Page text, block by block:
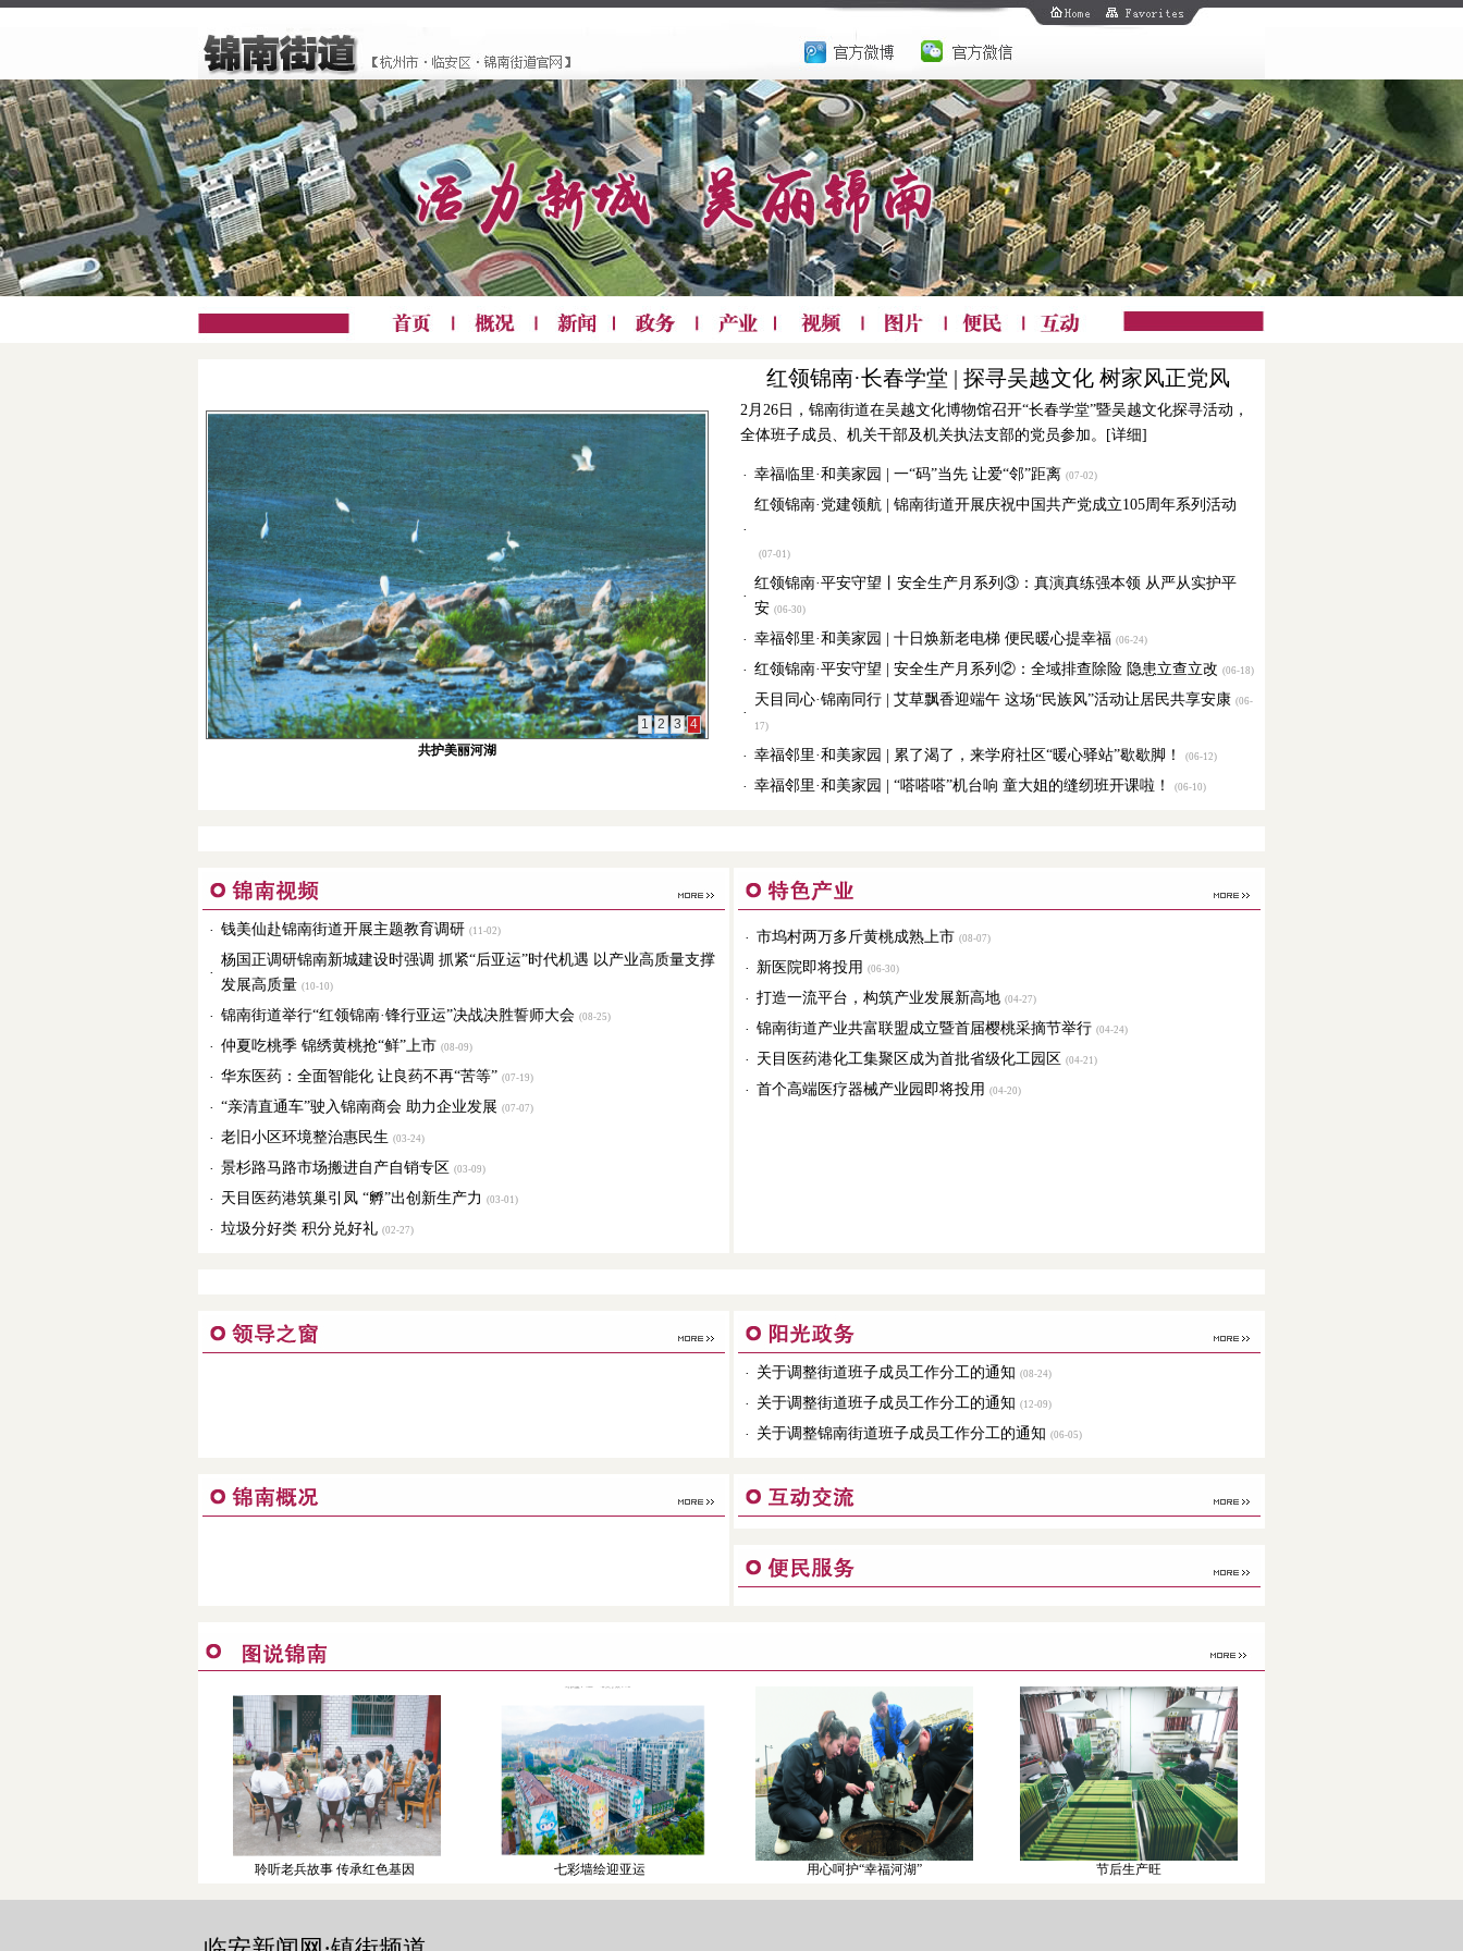
1 2 3
4
共护美丽河湖
红领锦南·长春学堂 | 探寻吴越文化 树家风正党风
2月26日，锦南街道在吴越文化博物馆召开“长春学堂”暨吴越文化探寻活动，
全体班子成员、机关干部及机关执法支部的党员参加。[详细]
· 幸福临里·和美家园 | 一“码”当先 让爱“邻”距离 (07-02)
·
红领锦南·党建领航 | 锦南街道开展庆祝中国共产党成立105周年系列活动
(07-01)
·
红领锦南·平安守望丨安全生产月系列③：真演真练强本领 从严从实护平
安 (06-30)
· 幸福邻里·和美家园 | 十日焕新老电梯 便民暖心提幸福 (06-24)
· 红领锦南·平安守望 | 安全生产月系列②：全域排查除险 隐患立查立改 (06-18)
·
天目同心·锦南同行 | 艾草飘香迎端午 这场“民族风”活动让居民共享安康 (06-
17)
· 幸福邻里·和美家园 | 累了渴了，来学府社区“暖心驿站”歇歇脚！ (06-12)
· 幸福邻里·和美家园 | “嗒嗒嗒”机台响 童大姐的缝纫班开课啦！ (06-10)
· 钱美仙赴锦南街道开展主题教育调研 (11-02)
·
杨国正调研锦南新城建设时强调 抓紧“后亚运”时代机遇 以产业高质量支撑
发展高质量 (10-10)
· 锦南街道举行“红领锦南·锋行亚运”决战决胜誓师大会 (08-25)
· 仲夏吃桃季 锦绣黄桃抢“鲜”上市 (08-09)
· 华东医药：全面智能化 让良药不再“苦等” (07-19)
· “亲清直通车”驶入锦南商会 助力企业发展 (07-07)
· 老旧小区环境整治惠民生 (03-24)
· 景杉路马路市场搬进自产自销专区 (03-09)
· 天目医药港筑巢引凤 “孵”出创新生产力 (03-01)
· 垃圾分好类 积分兑好礼 (02-27)
· 市坞村两万多斤黄桃成熟上市 (08-07)
· 新医院即将投用 (06-30)
· 打造一流平台，构筑产业发展新高地 (04-27)
· 锦南街道产业共富联盟成立暨首届樱桃采摘节举行 (04-24)
· 天目医药港化工集聚区成为首批省级化工园区 (04-21)
· 首个高端医疗器械产业园即将投用 (04-20)
· 关于调整街道班子成员工作分工的通知 (08-24)
· 关于调整街道班子成员工作分工的通知 (12-09)
· 关于调整锦南街道班子成员工作分工的通知 (06-05)
聆听老兵故事 传承红色基因 七彩墙绘迎亚运 用心呵护“幸福河湖” 节后生产旺